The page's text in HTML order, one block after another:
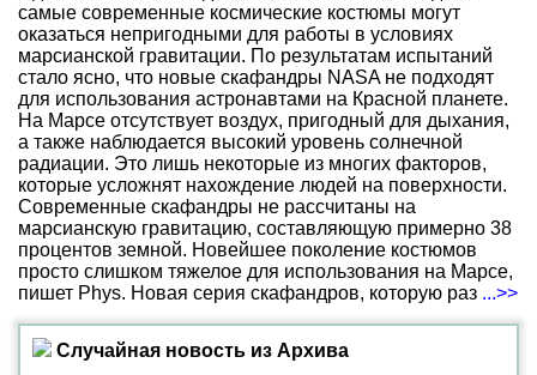
самые современные космические костюмы могут
оказаться непригодными для работы в условиях
марсианской гравитации. По результатам испытаний
стало ясно, что новые скафандры NASA не подходят
для использования астронавтами на Красной планете.
На Марсе отсутствует воздух, пригодный для дыхания,
а также наблюдается высокий уровень солнечной
радиации. Это лишь некоторые из многих факторов,
которые усложнят нахождение людей на поверхности.
Современные скафандры не рассчитаны на
марсианскую гравитацию, составляющую примерно 38
процентов земной. Новейшее поколение костюмов
просто слишком тяжелое для использования на Марсе,
пишет Phys. Новая серия скафандров, которую раз ...>>
Случайная новость из Архива